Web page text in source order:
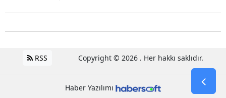
RSS Copyright © 2026 . Her hakkı saklıdır.
Haber Yazılımı